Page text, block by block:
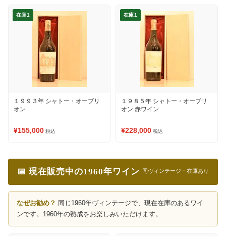
在庫1
１９９３年 シャトー・オーブリ
オン
¥155,000 税込
在庫1
１９８５年 シャトー・オーブリ
オン 赤ワイン
¥228,000 税込
📅 現在販売中の1960年ワイン 同ヴィンテージ・在庫あり
なぜお勧め？ 同じ1960年ヴィンテージで、現在在庫のあるワイ
ンです。1960年の熟成をお楽しみいただけます。